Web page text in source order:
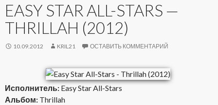
EASY STAR ALL-STARS —
THRILLAH (2012)
10.09.2012 KRIL21 ОСТАВИТЬ КОММЕНТАРИЙ
Исполнитель: Easy Star All-Stars
Альбом: Thrillah